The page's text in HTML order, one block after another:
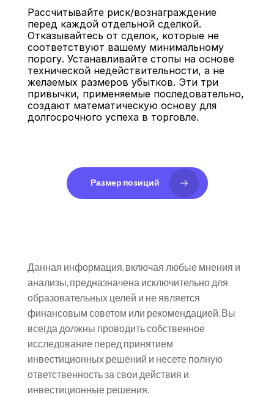
Рассчитывайте риск/вознаграждение
перед каждой отдельной сделкой.
Отказывайтесь от сделок, которые не
соответствуют вашему минимальному
порогу. Устанавливайте стопы на основе
технической недействительности, а не
желаемых размеров убытков. Эти три
привычки, применяемые последовательно,
создают математическую основу для
долгосрочного успеха в торговле.
Размер позиций
Данная информация, включая любые мнения и
анализы, предназначена исключительно для
образовательных целей и не является
финансовым советом или рекомендацией. Вы
всегда должны проводить собственное
исследование перед принятием
инвестиционных решений и несете полную
ответственность за свои действия и
инвестиционные решения.